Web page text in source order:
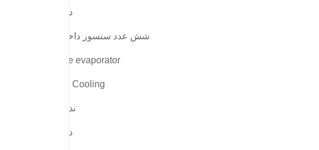
دارد
شش عدد سنسور داخلی
one evaporator
3D Cooling
ندارد
دارد